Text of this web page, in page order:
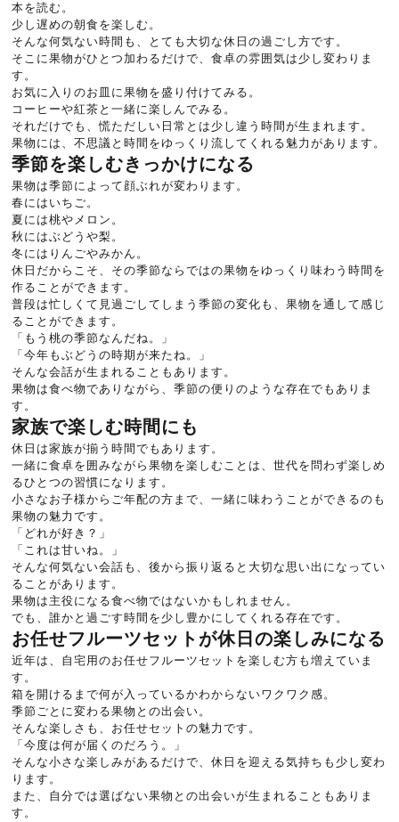
本を読む。
少し遅めの朝食を楽しむ。
そんな何気ない時間も、とても大切な休日の過ごし方です。
そこに果物がひとつ加わるだけで、食卓の雰囲気は少し変わりま
す。
お気に入りのお皿に果物を盛り付けてみる。
コーヒーや紅茶と一緒に楽しんでみる。
それだけでも、慌ただしい日常とは少し違う時間が生まれます。
果物には、不思議と時間をゆっくり流してくれる魅力があります。
季節を楽しむきっかけになる
果物は季節によって顔ぶれが変わります。
春にはいちご。
夏には桃やメロン。
秋にはぶどうや梨。
冬にはりんごやみかん。
休日だからこそ、その季節ならではの果物をゆっくり味わう時間を
作ることができます。
普段は忙しくて見過ごしてしまう季節の変化も、果物を通して感じ
ることができます。
「もう桃の季節なんだね。」
「今年もぶどうの時期が来たね。」
そんな会話が生まれることもあります。
果物は食べ物でありながら、季節の便りのような存在でもありま
す。
家族で楽しむ時間にも
休日は家族が揃う時間でもあります。
一緒に食卓を囲みながら果物を楽しむことは、世代を問わず楽しめ
るひとつの習慣になります。
小さなお子様からご年配の方まで、一緒に味わうことができるのも
果物の魅力です。
「どれが好き？」
「これは甘いね。」
そんな何気ない会話も、後から振り返ると大切な思い出になってい
ることがあります。
果物は主役になる食べ物ではないかもしれません。
でも、誰かと過ごす時間を少し豊かにしてくれる存在です。
お任せフルーツセットが休日の楽しみになる
近年は、自宅用のお任せフルーツセットを楽しむ方も増えていま
す。
箱を開けるまで何が入っているかわからないワクワク感。
季節ごとに変わる果物との出会い。
そんな楽しさも、お任せセットの魅力です。
「今度は何が届くのだろう。」
そんな小さな楽しみがあるだけで、休日を迎える気持ちも少し変わ
ります。
また、自分では選ばない果物との出会いが生まれることもありま
す。